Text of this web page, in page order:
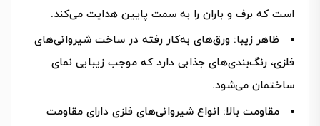
است که برف و باران را به سمت پایین هدایت می‌کند.
ظاهر زیبا: ورق‌های به‌کار رفته در ساخت شیروانی‌های
فلزی، رنگ‌بندی‌های جذابی دارد که موجب زیبایی نمای
ساختمان می‌شود.
مقاومت بالا: انواع شیروانی‌های فلزی دارای مقاومت